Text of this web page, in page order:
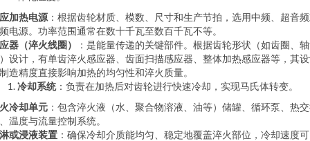
加热电源 ：根据齿轮材质、模数、尺寸和生产节拍，选用中频、超音
电源。功率范围通常在数十千瓦至数百千瓦不等。
器（淬火线圈）
：是能量传递的关键部件。根据齿轮形状（如齿圈、
设计，有单齿淬火感应器、齿面扫描感应器、整体加热感应器等，其
造精度直接影响加热的均匀性和淬火质量。
冷却系统：负责在加热后对齿轮进行快速冷却，实现马氏体转变。
冷却单元 ：包含淬火液（水、聚合物溶液、油等）储罐、循环泵、热
温度与流量控制系统。
或浸液装置 ：确保冷却介质能均匀、稳定地覆盖淬火部位，冷却速度可